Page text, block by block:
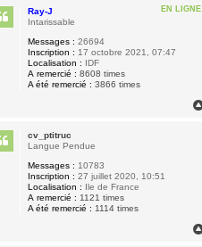
EN LIGNE
Ray-J
Intarissable
Messages : 26694
Inscription : 17 octobre 2021, 07:47
Localisation : IDF
A remercié : 8608 times
A été remercié : 3866 times
cv_ptitruc
Langue Pendue
Messages : 10783
Inscription : 27 juillet 2020, 10:51
Localisation : Ile de France
A remercié : 1121 times
A été remercié : 1114 times